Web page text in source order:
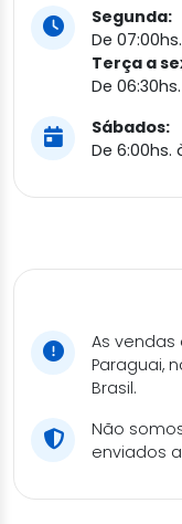
Segunda:
De
Terça a
De
Sábados:
De 6:00hs.
As
Paraguai,
Brasil.
Não
enviados